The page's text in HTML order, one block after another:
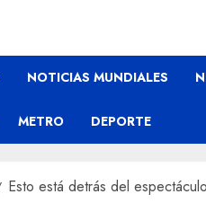
NOTICIAS MUNDIALES
METRO DEPORTE
Esto está detrás del